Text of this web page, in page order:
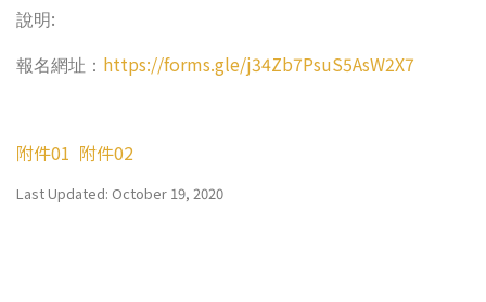
說明:
報名網址： https://forms.gle/j34Zb7PsuS5AsW2X7
附件01 附件02
Last Updated: October 19, 2020